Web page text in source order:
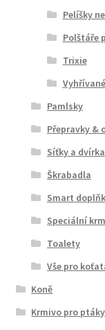
Pelíšky
Polštáře
Trixie
Pamlsky
Přepravky &
Síťky a dvírka
Škrabadla
Smart
Speciální
Toalety
Vše pro
Koně
Krmivo pro ptáky